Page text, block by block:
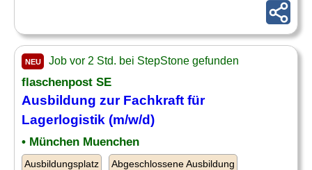
NEU Job vor 2 Std. bei StepStone gefunden
flaschenpost SE
Ausbildung zur Fachkraft für
Lagerlogistik (m/w/d)
• München Muenchen
Ausbildungsplatz Abgeschlossene Ausbildung